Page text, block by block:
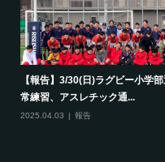
【報告】3/30(日)ラグビー小学
常練習、アスレチック通...
2025.04.03 報告